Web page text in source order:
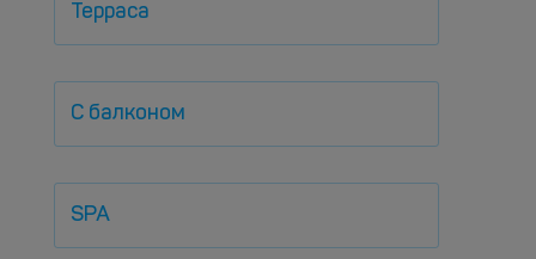
Терраса
С балконом
SPA